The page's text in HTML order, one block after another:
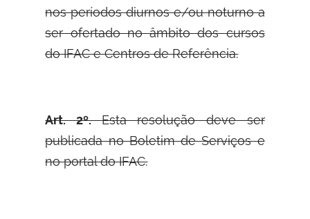
nos períodos diurnos e/ou noturno a
ser ofertado no âmbito dos cursos
do IFAC e Centros de Referência.
Art. 2º.Esta resolução deve ser
publicada no Boletim de Serviços e
no portal do IFAC.